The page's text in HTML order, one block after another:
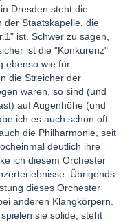
Dresden steht die
der Staatskapelle, die
ist. Schwer zu sagen,
ist die "Konkurenz"
ebenso wie für
die Streicher der
waren, so sind (und
auf Augenhöhe (und
ich es auch schon oft
die Philharmonie, seit
deutlich ihre
ich diesem Orchester
Übrigends
dieses Orchester
anderen Klangkörpern.
sie solide, steht